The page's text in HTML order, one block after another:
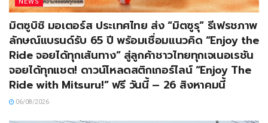
NEWS
มิตซูบิชิ มอเตอร์ส ประเทศไทย ส่ง “มิตซูรุ” รีเฟรชภาพ
ลักษณ์แบรนด์รับ 65 ปี พร้อมเชื่อมแนวคิด “Enjoy the
Ride จอยได้ทุกเส้นทาง” สู่ลูกค้าชาวไทยทุกเจเนอเรชัน
จอยได้ทุกแชต! ดาวน์โหลดสติกเกอร์ไลน์ “Enjoy The
Ride with Mitsuru!” ฟรี วันนี้ – 26 สิงหาคมนี้
06/08/2026